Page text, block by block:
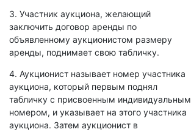
3. Участник аукциона, желающий
заключить договор аренды по
объявленному аукционистом размеру
аренды, поднимает свою табличку.
4. Аукционист называет номер участника
аукциона, который первым поднял
табличку с присвоенным индивидуальным
номером, и указывает на этого участника
аукциона. Затем аукционист в